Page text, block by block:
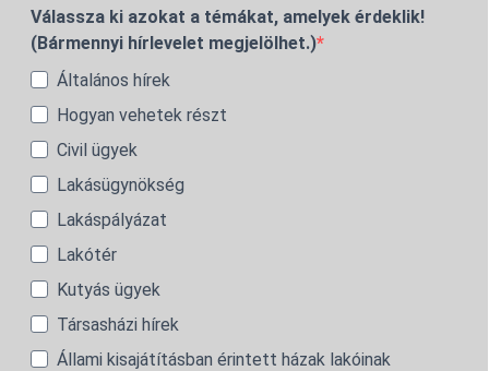
Válassza ki azokat a témákat, amelyek érdeklik!
(Bármennyi hírlevelet megjelölhet.)
Általános hírek
Hogyan vehetek részt
Civil ügyek
Lakásügynökség
Lakáspályázat
Lakótér
Kutyás ügyek
Társasházi hírek
Állami kisajátításban érintett házak lakóinak